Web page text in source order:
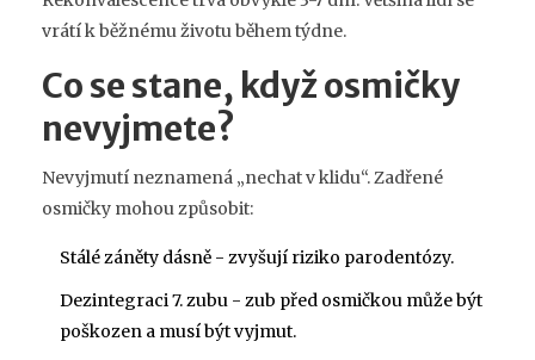
vrátí k běžnému životu během týdne.
Co se stane, když osmičky
nevyjmete?
Nevyjmutí neznamená „nechat v klidu“. Zadřené
osmičky mohou způsobit:
Stálé záněty dásně - zvyšují riziko parodentózy.
Dezintegraci 7. zubu - zub před osmičkou může být
poškozen a musí být vyjmut.